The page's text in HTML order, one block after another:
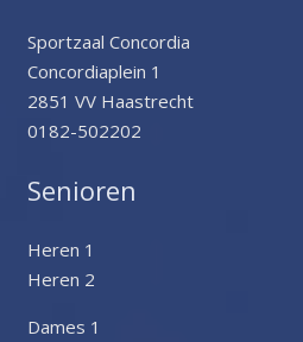
Sportzaal Concordia
Concordiaplein 1
2851 VV Haastrecht
0182-502202
Senioren
Heren 1
Heren 2
Dames 1